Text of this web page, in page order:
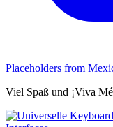
Placeholders from
Viel Spaß und ¡Viva